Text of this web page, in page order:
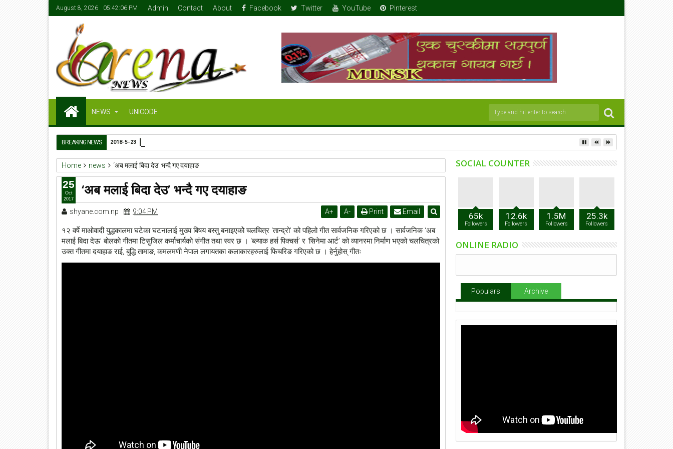
August 8, 2026 05:42:07 PM Admin Contact About Facebook Twitter YouTube Pinterest
NEWS UNICODE
BREAKING NEWS 2018-5-23
Home news ‘अब मलाई बिदा देउ’ भन्दै गए दयाहाङ
‘अब मलाई बिदा देउ’ भन्दै गए दयाहाङ
shyane.com.np 9:04 PM A+ A- Print Email
१२ वर्षे माओवादी युद्धकालमा घटेका घटनालाई मुख्य बिषय बस्तु बनाइएकोे चलचित्र ‘तान्द्रो’ को पहिलो गीत सार्वजनिक गरिएको छ । सार्वजनिक ‘अब
मलाई बिदा देऊ’ बोलको गीतमा टिसुजिल कर्माचार्यको संगीत तथा स्वर छ । ‘ब्ल्याक हर्स पिक्चर्स’ र ‘सिनेमा आर्ट’ को व्यानरमा निर्माण भएको चलचित्रको
उक्त गीतमा दयाहाङ राई, बुद्धि तामाङ, कमलमणी नेपाल लगायतका कलाकारहरुलाई फिचरिङ गरिएको छ । हेर्नुहोस् गीतः
25
Oct
2017
SOCIAL COUNTER
65k
Followers
12.6k
Followers
1.5M
Followers
25.3k
Followers
ONLINE RADIO
Populars Archive